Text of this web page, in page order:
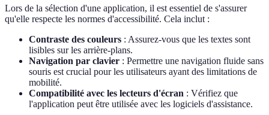
Lors de la sélection d'une application, il est essentiel de s'assurer
qu'elle respecte les normes d'accessibilité. Cela inclut :
Contraste des couleurs : Assurez-vous que les textes sont
lisibles sur les arrière-plans.
Navigation par clavier : Permettre une navigation fluide sans
souris est crucial pour les utilisateurs ayant des limitations de
mobilité.
Compatibilité avec les lecteurs d'écran : Vérifiez que
l'application peut être utilisée avec les logiciels d'assistance.